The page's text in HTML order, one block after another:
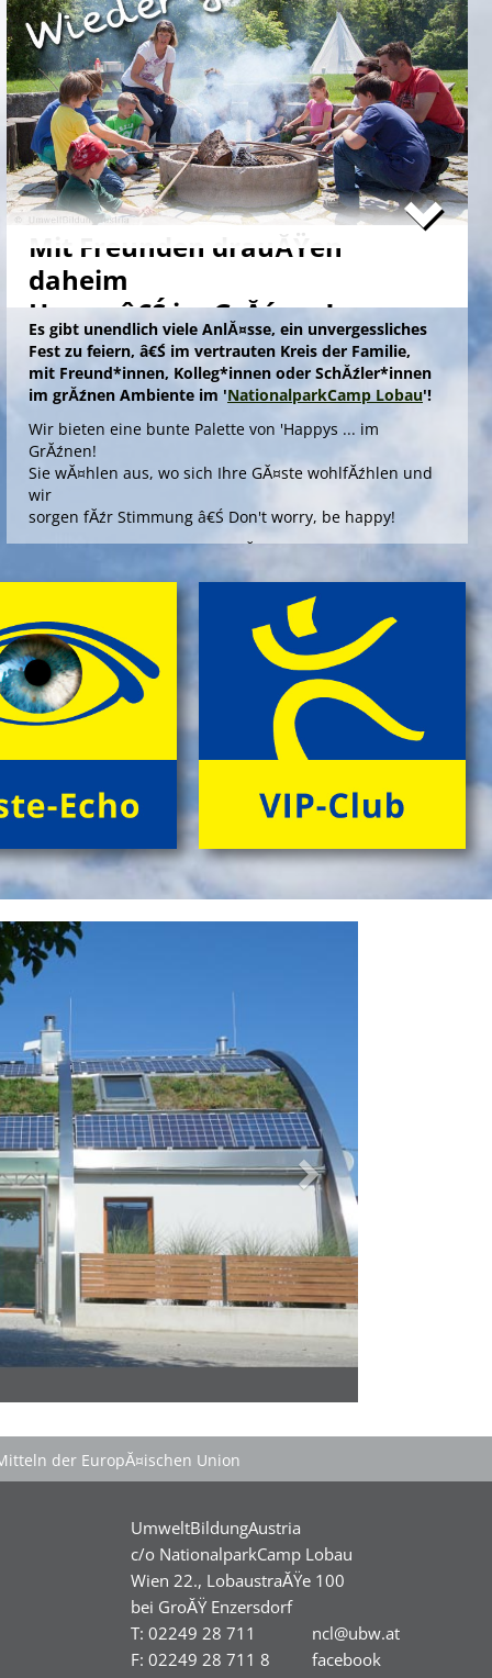
Mit Freunden drauĂŸen
daheim
Happy â€Ś im GrĂźnen!
Es gibt unendlich viele AnlĂ¤sse, ein unvergessliches
Fest zu feiern, â€Ś im vertrauten Kreis der Familie,
mit Freund*innen, Kolleg*innen oder SchĂźler*innen
im grĂźnen Ambiente im 'NationalparkCamp Lobau'!
Wir bieten eine bunte Palette von 'Happys ... im
GrĂźnen!
Sie wĂ¤hlen aus, wo sich Ihre GĂ¤ste wohlfĂźhlen und
wir
sorgen fĂźr Stimmung â€Ś Don't worry, be happy!
Die Angebote 'Happy ... im GrĂźnen' bieten outdoors, im
gepflegten Ambiente einer Umweltstation, ein
spannendes Aktivprogramm, das Sinn und Freude
stiftet fĂźr offizielle AnlĂ¤sse wie Abschiedsfeiern oder
fĂźr Jubilare und Geburtstagskinder in jedem Alter!
> Information & Anmeldung'
> Folder ansehen'
der EuropĂ¤ischen Union
UmweltBildungAustria
c/o NationalparkCamp Lobau
Wien 22., LobaustraĂŸe 100
bei GroĂŸ Enzersdorf
T: 02249 28 711
ncl@ubw.at
F: 02249 28 711 8
facebook